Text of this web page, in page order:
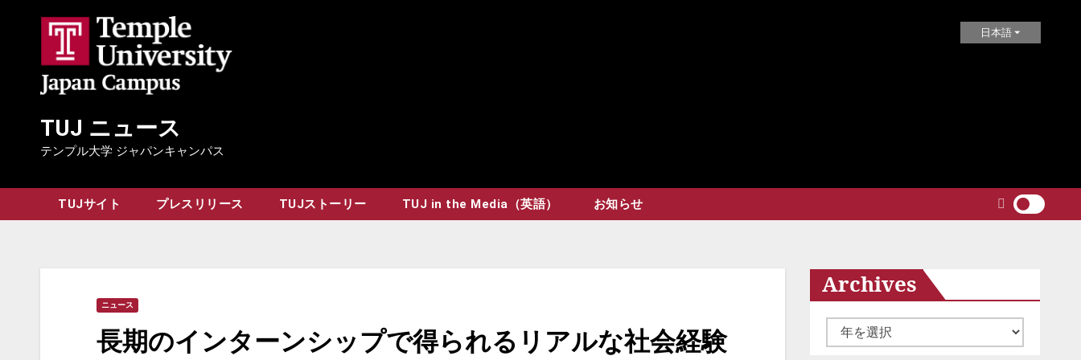
TUJ ニュース
テンプル大学 ジャパンキャンパス
日本語
TUJサイト プレスリリース TUJストーリー TUJ in the Media（英語） お知らせ
ニュース
長期のインターンシップで得られるリアルな社会経験
Archives
ー